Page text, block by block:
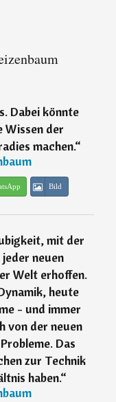
Dabei könnte
Wissen der
machen.“
Bild
mit der
neuen
Welt erhoffen.
heute
- und immer
von der neuen
Das
zur Technik
haben.“